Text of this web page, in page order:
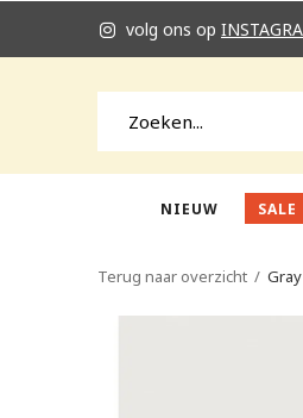
NIEUW SALE
volg ons op
Terug naar overzicht